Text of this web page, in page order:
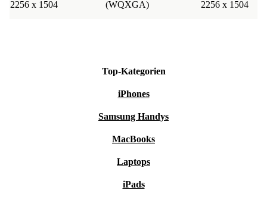
2256 x 1504 (WQXGA) 2256 x 1504
Top-Kategorien
iPhones
Samsung Handys
MacBooks
Laptops
iPads